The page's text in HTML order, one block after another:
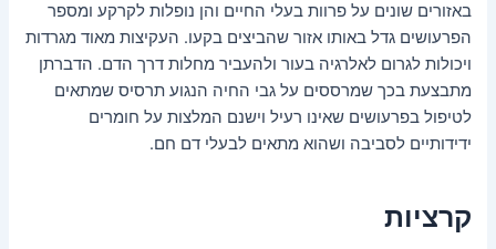
באזורים שונים על פרוות בעלי החיים והן נופלות לקרקע ומספר
הפרעושים גדל באותו אזור שהביצים בקעו. העקיצות מאוד מגרדות
ויכולות לגרום לאלרגיה בעור ולהעביר מחלות דרך הדם. הדברתן
מתבצעת בכך שמרססים על גבי החיה הנגוע תרסיס שמתאים
לטיפול בפרעושים שאינו רעיל וישנם המלצות על חומרים
ידידותיים לסביבה ושהוא מתאים לבעלי דם חם.
קרציות